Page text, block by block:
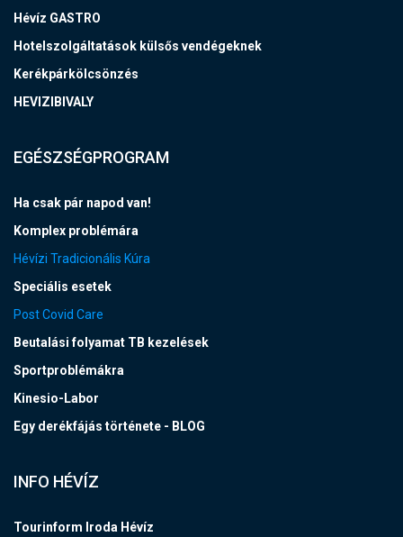
Hévíz GASTRO
Hotelszolgáltatások külsős vendégeknek
Kerékpárkölcsönzés
HEVIZIBIVALY
EGÉSZSÉGPROGRAM
Ha csak pár napod van!
Komplex problémára
Hévízi Tradicionális Kúra
Speciális esetek
Post Covid Care
Beutalási folyamat TB kezelések
Sportproblémákra
Kinesio-Labor
Egy derékfájás története - BLOG
INFO HÉVÍZ
Tourinform Iroda Hévíz